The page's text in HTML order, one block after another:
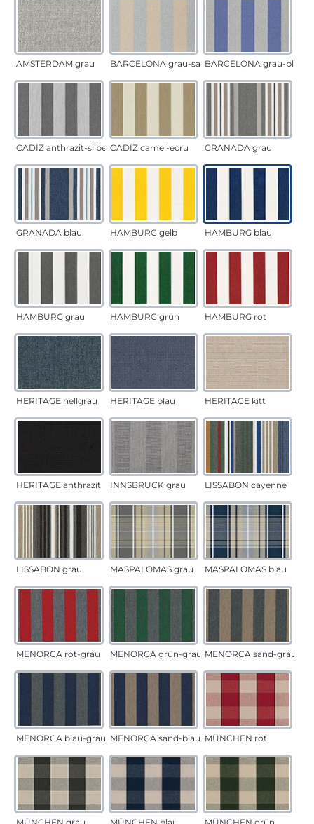
AMSTERDAM grau BARCELONA grau-sandBARCELONA grau-blau
CADÍZ anthrazit-silber CADÍZ camel-ecru GRANADA grau
GRANADA blau HAMBURG gelb HAMBURG blau
HAMBURG grau HAMBURG grün HAMBURG rot
HERITAGE hellgrau HERITAGE blau HERITAGE kitt
HERITAGE anthrazit INNSBRUCK grau LISSABON cayenne
LISSABON grau MASPALOMAS grau MASPALOMAS blau
MENORCA rot-grau MENORCA grün-grau MENORCA sand-grau
MENORCA blau-grau MENORCA sand-blau MÜNCHEN rot